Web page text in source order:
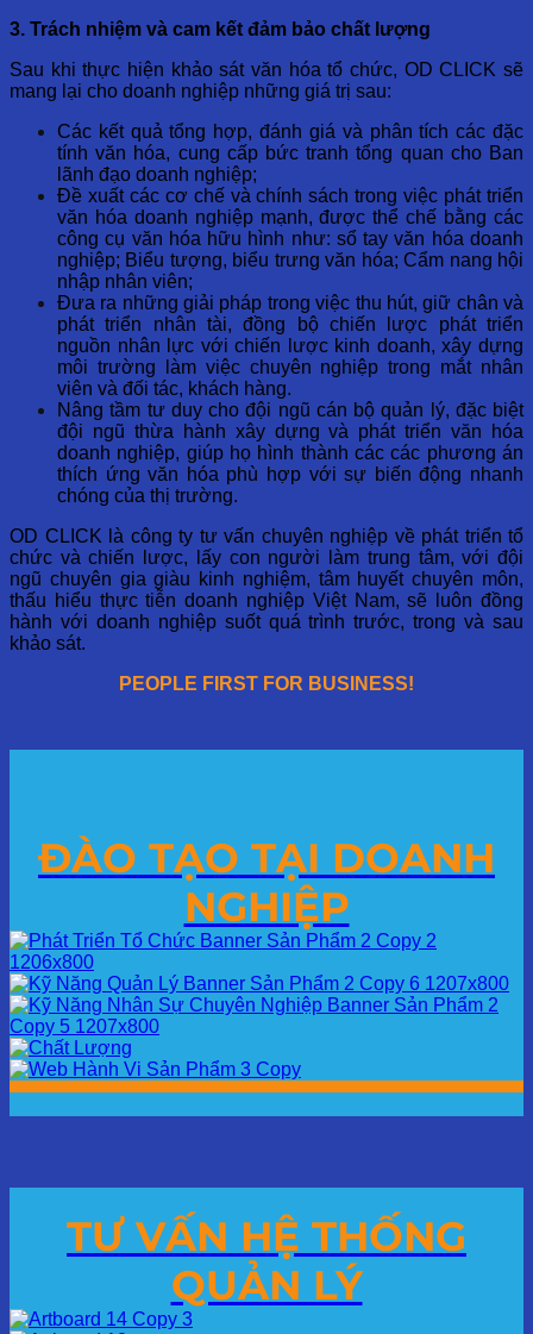
3. Trách nhiệm và cam kết đảm bảo chất lượng
Sau khi thực hiện khảo sát văn hóa tổ chức, OD CLICK sẽ
mang lại cho doanh nghiệp những giá trị sau:
Các kết quả tổng hợp, đánh giá và phân tích các đặc
tính văn hóa, cung cấp bức tranh tổng quan cho Ban
lãnh đạo doanh nghiệp;
Đề xuất các cơ chế và chính sách trong việc phát triển
văn hóa doanh nghiệp mạnh, được thể chế bằng các
công cụ văn hóa hữu hình như: sổ tay văn hóa doanh
nghiệp; Biểu tượng, biểu trưng văn hóa; Cẩm nang hội
nhập nhân viên;
Đưa ra những giải pháp trong việc thu hút, giữ chân và
phát triển nhân tài, đồng bộ chiến lược phát triển
nguồn nhân lực với chiến lược kinh doanh, xây dựng
môi trường làm việc chuyên nghiệp trong mắt nhân
viên và đối tác, khách hàng.
Nâng tầm tư duy cho đội ngũ cán bộ quản lý, đặc biệt
đội ngũ thừa hành xây dựng và phát triển văn hóa
doanh nghiệp, giúp họ hình thành các các phương án
thích ứng văn hóa phù hợp với sự biến động nhanh
chóng của thị trường.
OD CLICK là công ty tư vấn chuyên nghiệp về phát triển tổ
chức và chiến lược, lấy con người làm trung tâm, với đội
ngũ chuyên gia giàu kinh nghiệm, tâm huyết chuyên môn,
thấu hiểu thực tiễn doanh nghiệp Việt Nam, sẽ luôn đồng
hành với doanh nghiệp suốt quá trình trước, trong và sau
khảo sát.
PEOPLE FIRST FOR BUSINESS!
ĐÀO TẠO TẠI DOANH
NGHIỆP
TƯ VẤN HỆ THỐNG
QUẢN LÝ